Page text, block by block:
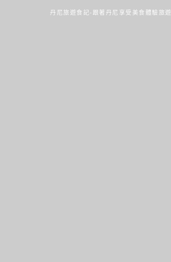
丹尼旅遊食記-跟著丹尼享受美食體驗旅遊